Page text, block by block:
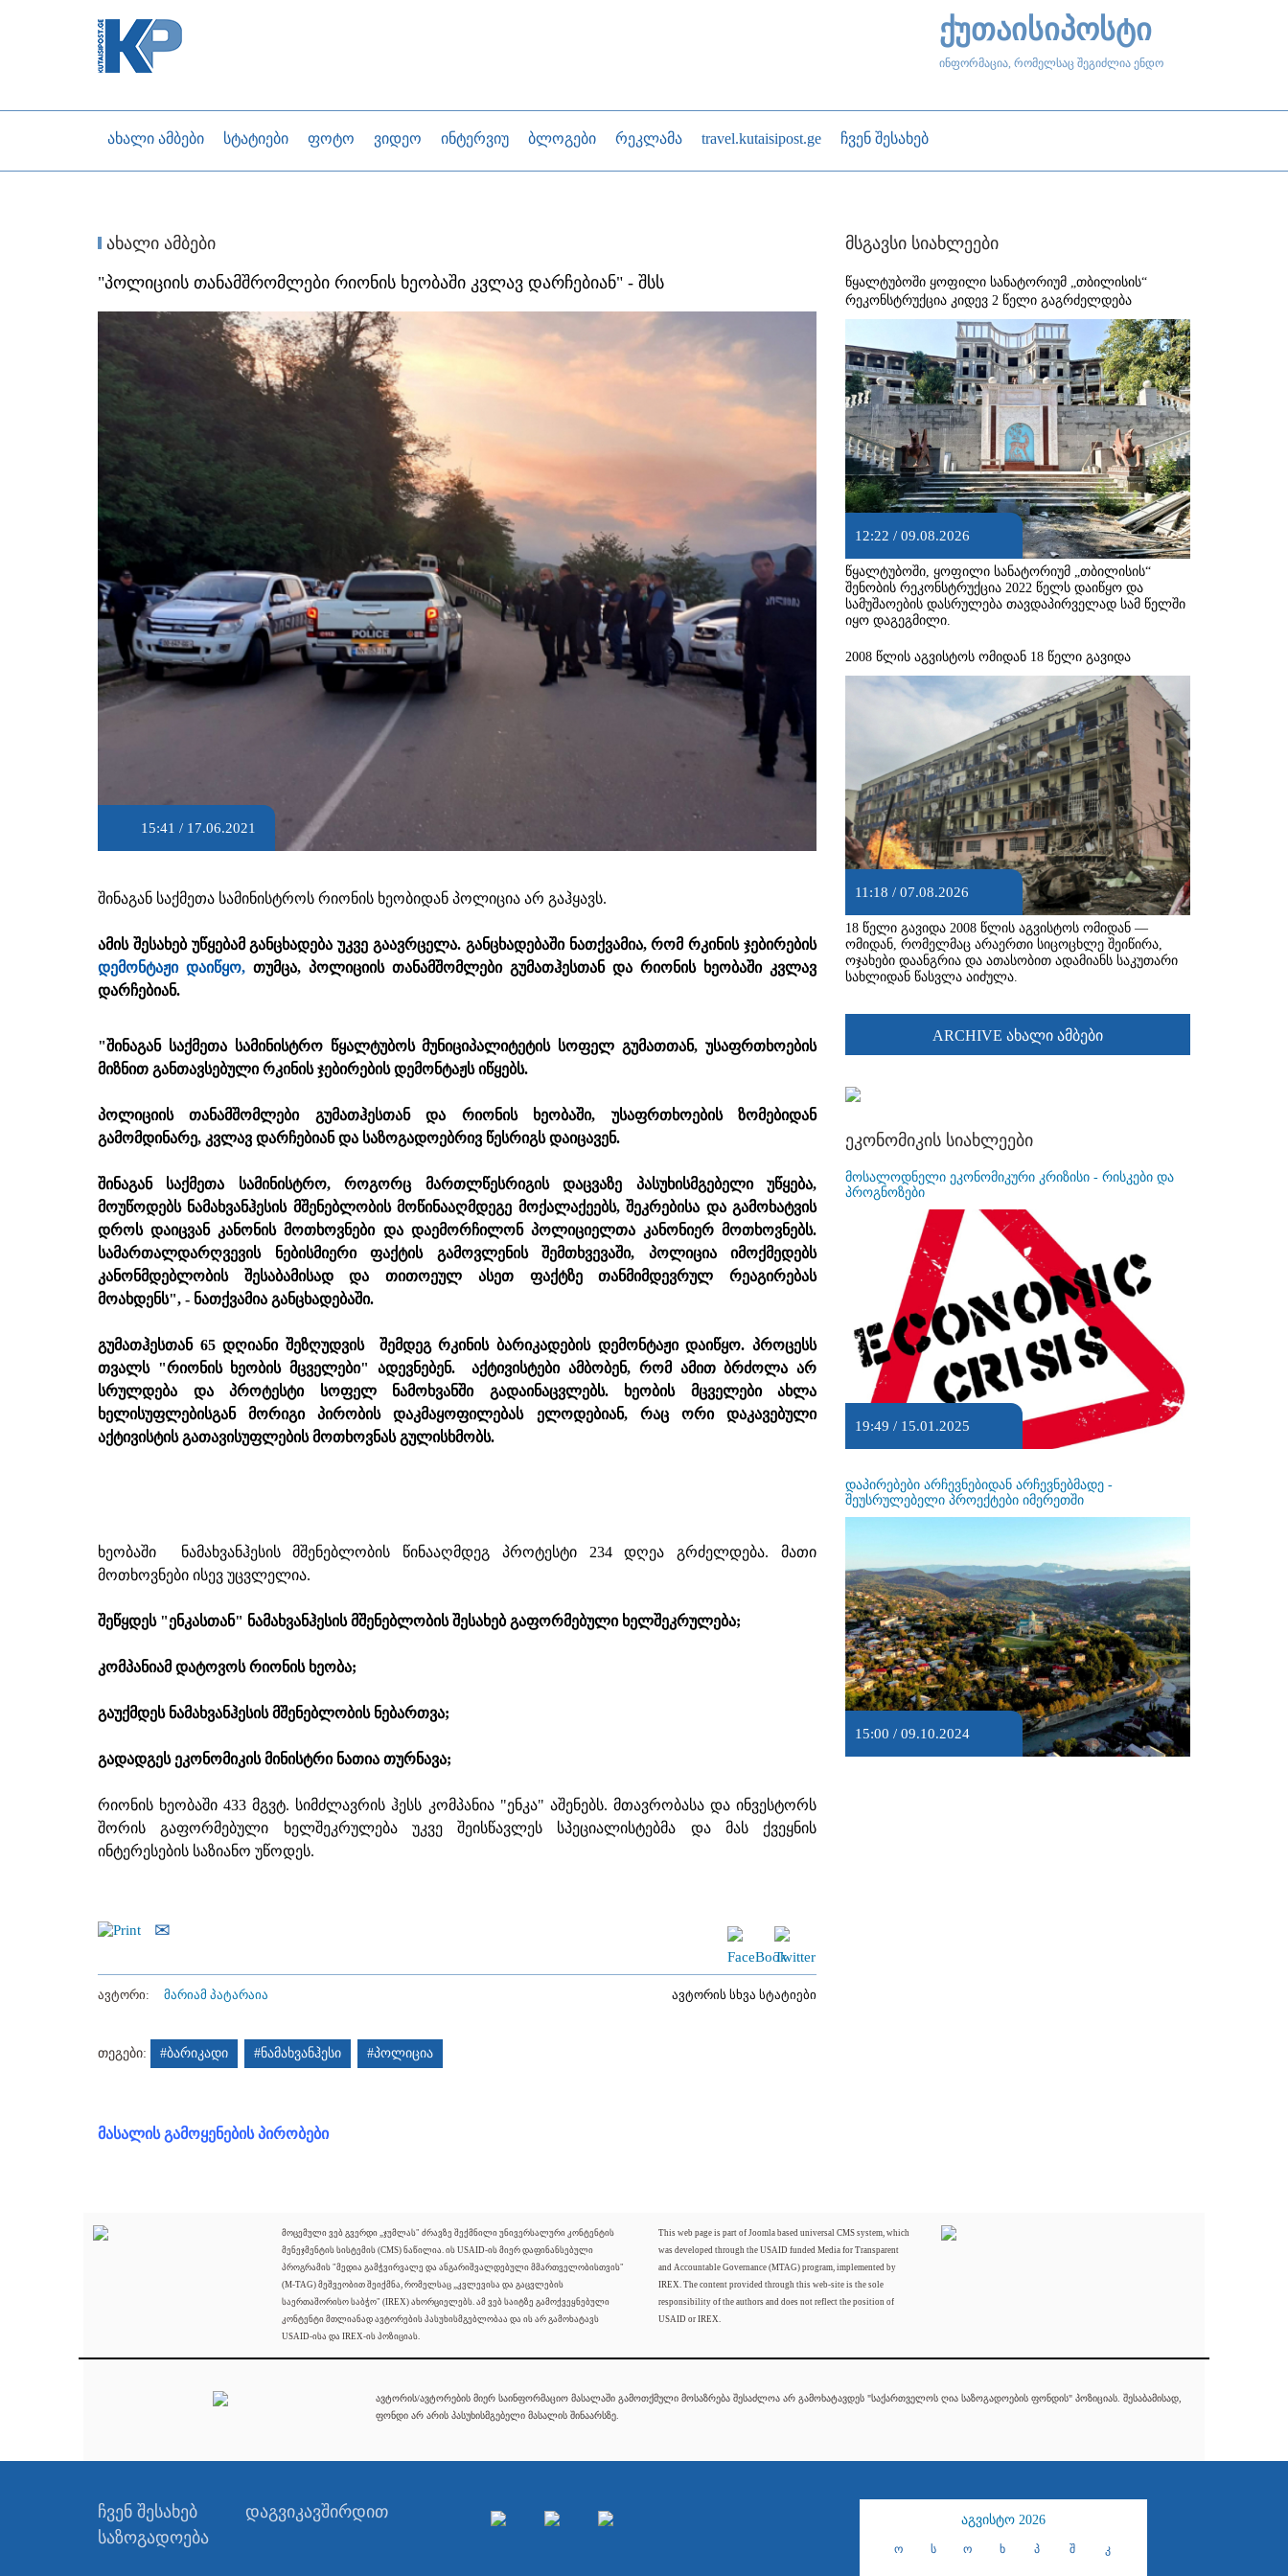
ქუთაისიპოსტი
ინფორმაცია, რომელსაც შეგიძლია ენდო
ახალი ამბები სტატიები ფოტო ვიდეო ინტერვიუ ბლოგები რეკლამა travel.kutaisipost.ge ჩვენ შესახებ
ახალი ამბები
"პოლიციის თანამშრომლები რიონის ხეობაში კვლავ დარჩებიან" - შსს
15:41 / 17.06.2021
შინაგან საქმეთა სამინისტროს რიონის ხეობიდან პოლიცია არ გაჰყავს.
ამის შესახებ უწყებამ განცხადება უკვე გაავრცელა. განცხადებაში ნათქვამია, რომ რკინის ჯებირების
დემონტაჟი დაიწყო, თუმცა, პოლიციის თანამშომლები გუმათჰესთან და რიონის ხეობაში კვლავ
დარჩებიან.
"შინაგან საქმეთა სამინისტრო წყალტუბოს მუნიციპალიტეტის სოფელ გუმათთან, უსაფრთხოების
მიზნით განთავსებული რკინის ჯებირების დემონტაჟს იწყებს.
პოლიციის თანამშომლები გუმათჰესთან და რიონის ხეობაში, უსაფრთხოების ზომებიდან
გამომდინარე, კვლავ დარჩებიან და საზოგადოებრივ წესრიგს დაიცავენ.
შინაგან საქმეთა სამინისტრო, როგორც მართლწესრიგის დაცვაზე პასუხისმგებელი უწყება,
მოუწოდებს ნამახვანჰესის მშენებლობის მოწინააღმდეგე მოქალაქეებს, შეკრებისა და გამოხატვის
დროს დაიცვან კანონის მოთხოვნები და დაემორჩილონ პოლიციელთა კანონიერ მოთხოვნებს.
სამართალდარღვევის ნებისმიერი ფაქტის გამოვლენის შემთხვევაში, პოლიცია იმოქმედებს
კანონმდებლობის შესაბამისად და თითოეულ ასეთ ფაქტზე თანმიმდევრულ რეაგირებას
მოახდენს", - ნათქვამია განცხადებაში.
გუმათჰესთან 65 დღიანი შეზღუდვის შემდეგ რკინის ბარიკადების დემონტაჟი დაიწყო. პროცესს
თვალს "რიონის ხეობის მცველები" ადევნებენ. აქტივისტები ამბობენ, რომ ამით ბრძოლა არ
სრულდება და პროტესტი სოფელ ნამოხვანში გადაინაცვლებს. ხეობის მცველები ახლა
ხელისუფლებისგან მორიგი პირობის დაკმაყოფილებას ელოდებიან, რაც ორი დაკავებული
აქტივისტის გათავისუფლების მოთხოვნას გულისხმობს.
ხეობაში ნამახვანჰესის მშენებლობის წინააღმდეგ პროტესტი 234 დღეა გრძელდება. მათი
მოთხოვნები ისევ უცვლელია.
შეწყდეს "ენკასთან" ნამახვანჰესის მშენებლობის შესახებ გაფორმებული ხელშეკრულება;
კომპანიამ დატოვოს რიონის ხეობა;
გაუქმდეს ნამახვანჰესის მშენებლობის ნებართვა;
გადადგეს ეკონომიკის მინისტრი ნათია თურნავა;
რიონის ხეობაში 433 მგვტ. სიმძლავრის ჰესს კომპანია "ენკა" აშენებს. მთავრობასა და ინვესტორს
შორის გაფორმებული ხელშეკრულება უკვე შეისწავლეს სპეციალისტებმა და მას ქვეყნის
ინტერესების საზიანო უწოდეს.
ავტორი: მარიამ პატარაია ავტორის სხვა სტატიები
თეგები: #ბარიკადი #ნამახვანჰესი #პოლიცია
მასალის გამოყენების პირობები
მსგავსი სიახლეები
წყალტუბოში ყოფილი სანატორიუმ „თბილისის“
რეკონსტრუქცია კიდევ 2 წელი გაგრძელდება
12:22 / 09.08.2026
წყალტუბოში, ყოფილი სანატორიუმ „თბილისის“
შენობის რეკონსტრუქცია 2022 წელს დაიწყო და
სამუშაოების დასრულება თავდაპირველად სამ წელში
იყო დაგეგმილი.
2008 წლის აგვისტოს ომიდან 18 წელი გავიდა
11:18 / 07.08.2026
18 წელი გავიდა 2008 წლის აგვისტოს ომიდან —
ომიდან, რომელმაც არაერთი სიცოცხლე შეიწირა,
ოჯახები დაანგრია და ათასობით ადამიანს საკუთარი
სახლიდან წასვლა აიძულა.
ARCHIVE ახალი ამბები
ეკონომიკის სიახლეები
მოსალოდნელი ეკონომიკური კრიზისი - რისკები და
პროგნოზები
19:49 / 15.01.2025
დაპირებები არჩევნებიდან არჩევნებმადე -
შეუსრულებელი პროექტები იმერეთში
15:00 / 09.10.2024
მოცემული ვებ გვერდი „ჯუმლას" ძრავზე შექმნილი უნივერსალური კონტენტის
მენეჯმენტის სისტემის (CMS) ნაწილია. ის USAID-ის მიერ დაფინანსებული
პროგრამის "მედია გამჭვირვალე და ანგარიშვალდებული მმართველობისთვის"
(M-TAG) მეშვეობით შეიქმნა, რომელსაც „კვლევისა და გაცვლების
საერთაშორისო საბჭო" (IREX) ახორციელებს. ამ ვებ საიტზე გამოქვეყნებული
კონტენტი მთლიანად ავტორების პასუხისმგებლობაა და ის არ გამოხატავს
USAID-ისა და IREX-ის პოზიციას.
This web page is part of Joomla based universal CMS system, which
was developed through the USAID funded Media for Transparent
and Accountable Governance (MTAG) program, implemented by
IREX. The content provided through this web-site is the sole
responsibility of the authors and does not reflect the position of
USAID or IREX.
ავტორის/ავტორების მიერ საინფორმაციო მასალაში გამოთქმული მოსაზრება შესაძლოა არ გამოხატავდეს "საქართველოს ღია საზოგადოების ფონდის" პოზიციას. შესაბამისად,
ფონდი არ არის პასუხისმგებელი მასალის შინაარსზე.
ჩვენ შესახებ
დაგვიკავშირდით
საზოგადოება
აგვისტო 2026
ო ს ო ხ პ შ კ